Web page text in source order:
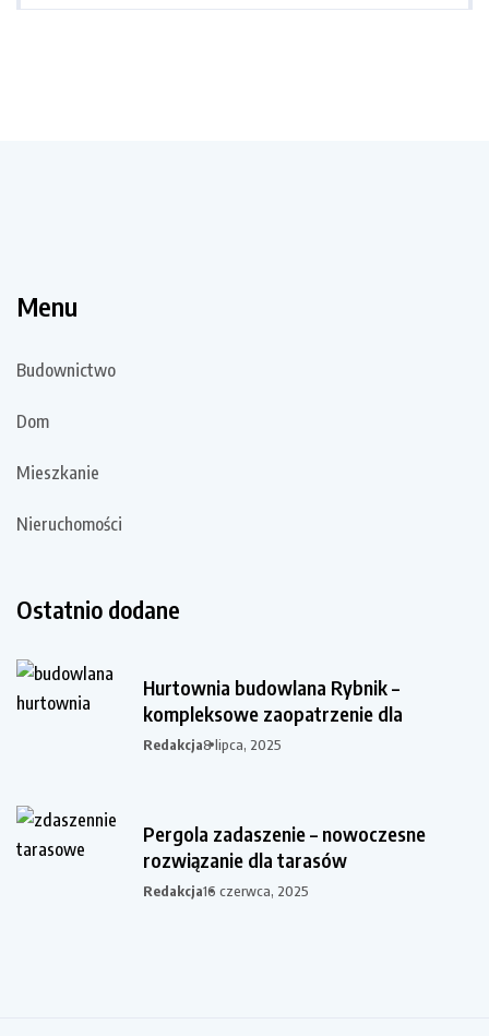
Menu
Budownictwo
Dom
Mieszkanie
Nieruchomości
Ostatnio dodane
Hurtownia budowlana Rybnik –
kompleksowe zaopatrzenie dla
Redakcja8 lipca, 2025
Pergola zadaszenie – nowoczesne
rozwiązanie dla tarasów
Redakcja16 czerwca, 2025